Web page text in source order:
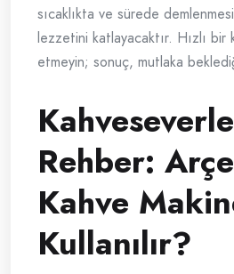
sıcaklıkta ve sürede
lezzetini katlayacaktır. Hızlı bir
etmeyin; sonuç, mutlaka
Rehber:
Kahve
Kullanılır?